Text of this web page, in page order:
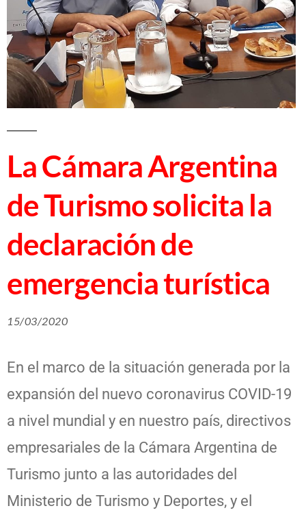
La Cámara Argentina
de Turismo solicita la
declaración de
emergencia turística
15/03/2020
En el marco de la situación generada por la
expansión del nuevo coronavirus COVID-19
a nivel mundial y en nuestro país, directivos
empresariales de la Cámara Argentina de
Turismo junto a las autoridades del
Ministerio de Turismo y Deportes, y el